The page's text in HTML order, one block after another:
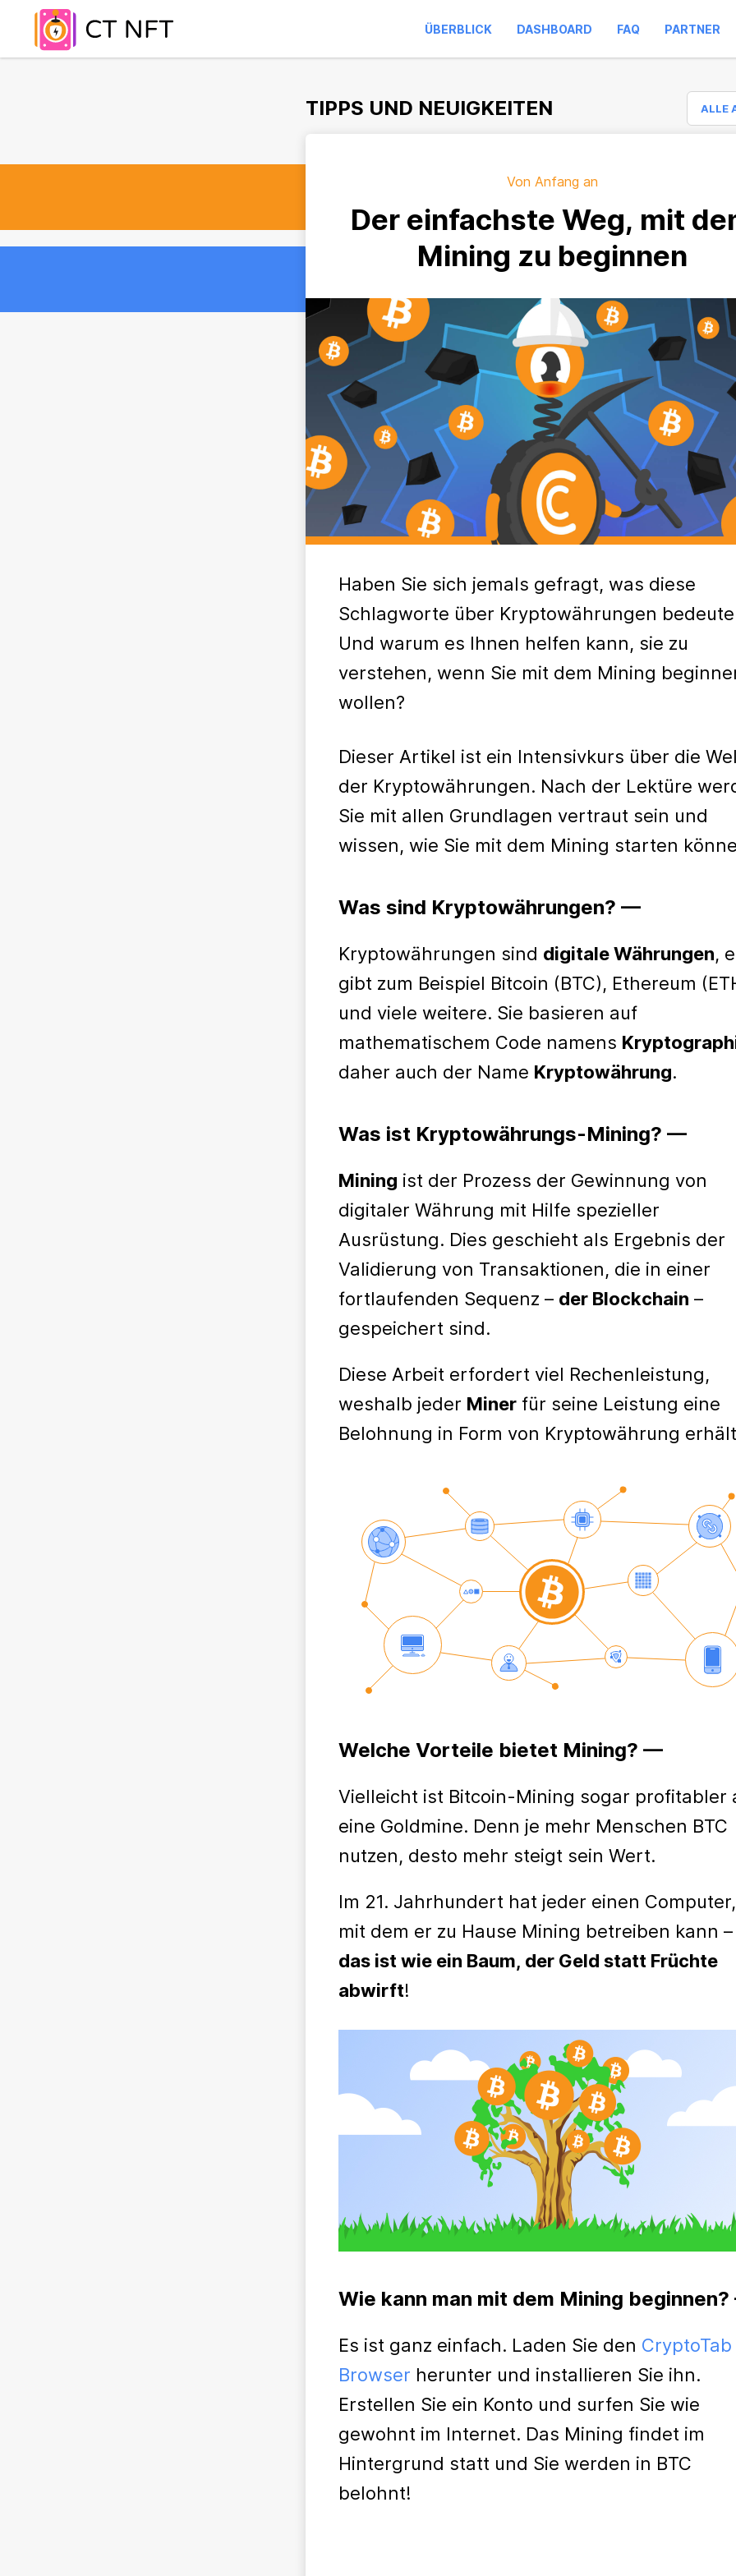
ÜBERBLICK DASHBOARD FAQ PARTNER
TIPPS UND NEUIGKEITEN ALLE
Von Anfang an
Der einfachste Weg, mit
Mining zu beginnen
Haben Sie sich jemals gefragt, was diese
Schlagworte über Kryptowährungen
Und warum es Ihnen helfen kann, sie zu
verstehen, wenn Sie mit dem Mining
wollen?
Dieser Artikel ist ein Intensivkurs über die
der Kryptowährungen. Nach der Lektüre
Sie mit allen Grundlagen vertraut sein und
wissen, wie Sie mit dem Mining starten
Was sind Kryptowährungen? —
Kryptowährungen sind digitale Währungen,
gibt zum Beispiel Bitcoin (BTC), Ethereum
und viele weitere. Sie basieren auf
mathematischem Code namens
daher auch der Name Kryptowährung.
Was ist Kryptowährungs-Mining? —
Mining ist der Prozess der Gewinnung von
digitaler Währung mit Hilfe spezieller
Ausrüstung. Dies geschieht als Ergebnis der
Validierung von Transaktionen, die in einer
fortlaufenden Sequenz – der Blockchain –
gespeichert sind.
Diese Arbeit erfordert viel Rechenleistung,
weshalb jeder Miner für seine Leistung eine
Belohnung in Form von Kryptowährung
Welche Vorteile bietet Mining? —
Vielleicht ist Bitcoin-Mining sogar profitabler
eine Goldmine. Denn je mehr Menschen BTC
nutzen, desto mehr steigt sein Wert.
Im 21. Jahrhundert hat jeder einen Computer,
mit dem er zu Hause Mining betreiben kann –
das ist wie ein Baum, der Geld statt Früchte
abwirft!
Wie kann man mit dem Mining
Es ist ganz einfach. Laden Sie den CryptoTab
Browser herunter und installieren Sie ihn.
Erstellen Sie ein Konto und surfen Sie wie
gewohnt im Internet. Das Mining findet im
Hintergrund statt und Sie werden in BTC
belohnt!